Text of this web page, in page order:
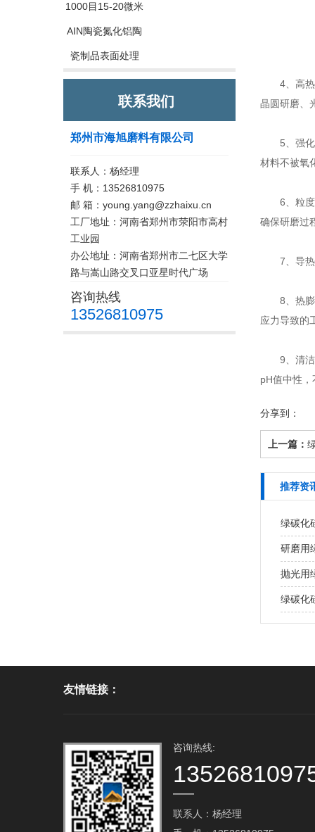
1000目15-20微米
AIN陶瓷氮化铝陶
瓷制品表面处理
联系我们
郑州市海旭磨料有限公司
联系人：杨经理
手 机：13526810975
邮 箱：young.yang@zzhaixu.cn
工厂地址：河南省郑州市荥阳市高村
工业园
办公地址：河南省郑州市二七区大学
路与嵩山路交叉口亚星时代广场
咨询热线
13526810975
4、高热稳
晶圆研磨、
5、强化学
材料不被氧
6、粒度均
确保研磨过
7、导热性
8、热膨胀
应力导致的
9、清洁度
pH值中性
分享到：
上一篇：
推荐资
绿碳化
研磨用
抛光用
绿碳化
友情链接：
咨询热线:
联系人：杨经理